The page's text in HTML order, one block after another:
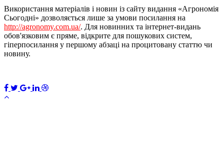
Використання матеріалів і новин із сайту видання «Агрономія
Сьогодні» дозволяється лише за умови посилання на
http://agronomy.com.ua/. Для новинних та інтернет-видань
обов'язковим є пряме, відкрите для пошукових систем,
гіперпосилання у першому абзаці на процитовану статтю чи
новину.